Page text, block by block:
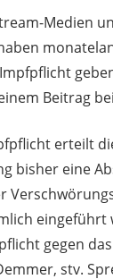
Medien
Beitrag
erteilt
bisher eine
eingeführt
gegen
stv.